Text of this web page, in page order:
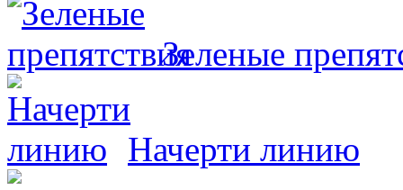
Зеленые
Начерти линию